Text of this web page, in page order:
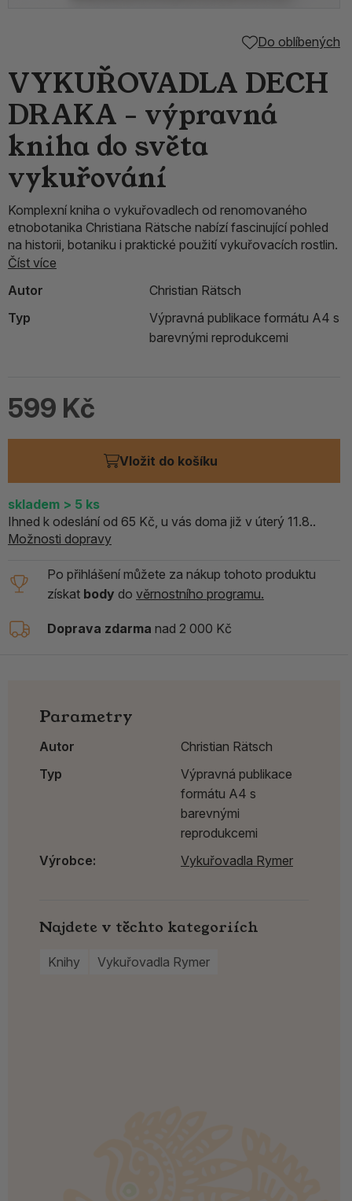
Do oblíbených
VYKUŘOVADLA DECH
DRAKA - výpravná
kniha do světa
vykuřování
Komplexní kniha o vykuřovadlech od renomovaného
etnobotanika Christiana Rätsche nabízí fascinující pohled
na historii, botaniku i praktické použití vykuřovacích rostlin.
Číst více
Autor
Christian Rätsch
Typ
Výpravná publikace formátu A4 s
barevnými reprodukcemi
599 Kč
Vložit do košíku
skladem > 5 ks
Ihned k odeslání od 65 Kč, u vás doma již v úterý 11.8..
Možnosti dopravy
Po přihlášení můžete za nákup tohoto produktu
získat body do věrnostního programu.
Doprava zdarma nad 2 000 Kč
Parametry
Autor
Christian Rätsch
Typ
Výpravná publikace
formátu A4 s
barevnými
reprodukcemi
Výrobce:
Vykuřovadla Rymer
Najdete v těchto kategoriích
Knihy Vykuřovadla Rymer